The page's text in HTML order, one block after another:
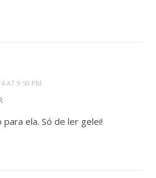
AT 9:50 PM
para ela. Só de ler gelei!